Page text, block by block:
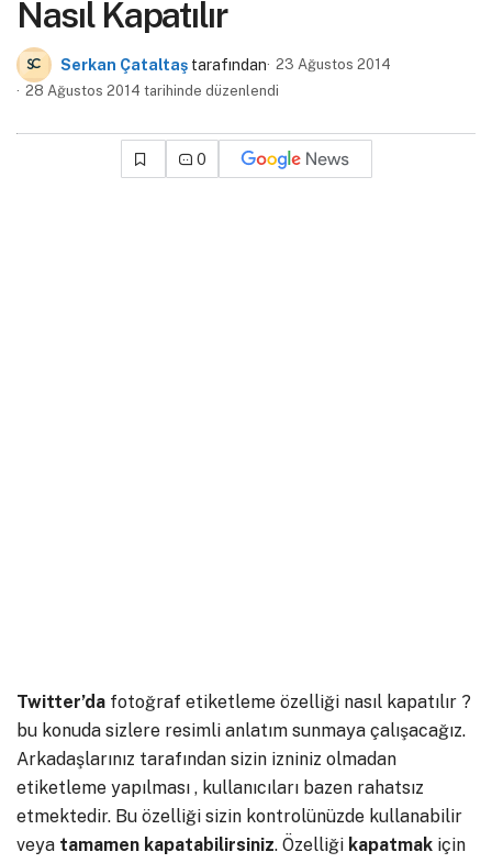
Nasıl Kapatılır
Serkan Çataltaş tarafından 23 Ağustos 2014
28 Ağustos 2014 tarihinde düzenlendi
0
Twitter’da fotoğraf etiketleme özelliği nasıl kapatılır ?
bu konuda sizlere resimli anlatım sunmaya çalışacağız.
Arkadaşlarınız tarafından sizin izniniz olmadan
etiketleme yapılması , kullanıcıları bazen rahatsız
etmektedir. Bu özelliği sizin kontrolünüzde kullanabilir
veya tamamen kapatabilirsiniz. Özelliği kapatmak için